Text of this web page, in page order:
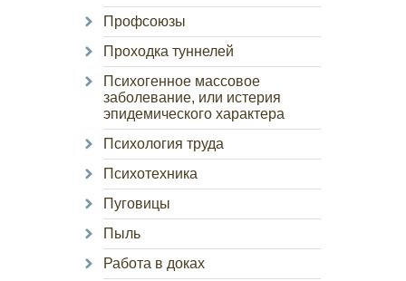
Профсоюзы
Проходка туннелей
Психогенное массовое
заболевание, или истерия
эпидемического характера
Психология труда
Психотехника
Пуговицы
Пыль
Работа в доках